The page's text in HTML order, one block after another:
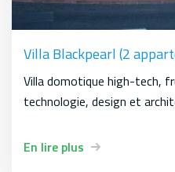
Villa Blackpearl (2
Villa domotique high-tech,
technologie, design et
En lire plus